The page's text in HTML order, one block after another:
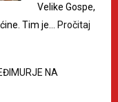
Velike Gospe,
Tim je…
Pročitaj
NA